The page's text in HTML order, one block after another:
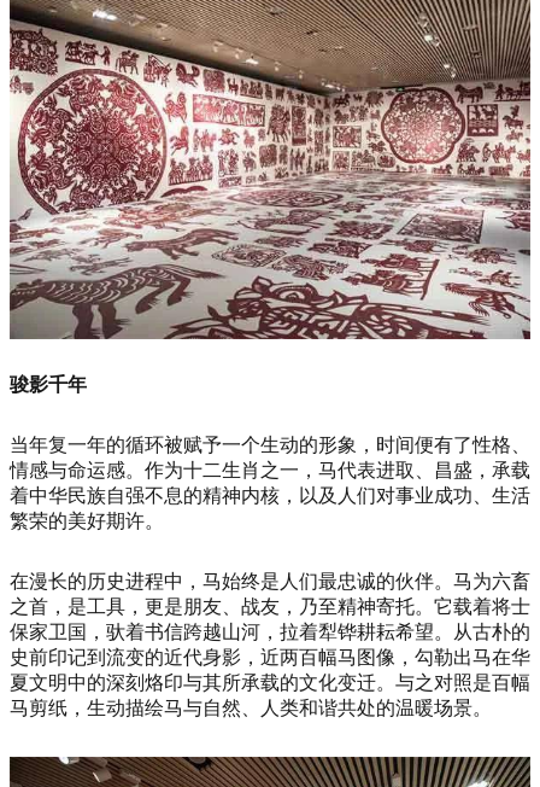
骏影千年
当年复一年的循环被赋予一个生动的形象，时间便有了性格、
情感与命运感。作为十二生肖之一，马代表进取、昌盛，承载
着中华民族自强不息的精神内核，以及人们对事业成功、生活
繁荣的美好期许。
在漫长的历史进程中，马始终是人们最忠诚的伙伴。马为六畜
之首，是工具，更是朋友、战友，乃至精神寄托。它载着将士
保家卫国，驮着书信跨越山河，拉着犁铧耕耘希望。从古朴的
史前印记到流变的近代身影，近两百幅马图像，勾勒出马在华
夏文明中的深刻烙印与其所承载的文化变迁。与之对照是百幅
马剪纸，生动描绘马与自然、人类和谐共处的温暖场景。